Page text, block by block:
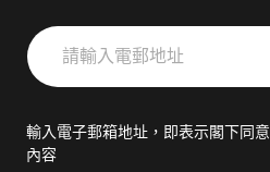
請
輸
郵
輸入電子郵箱地址，即表示閣下同意
內容